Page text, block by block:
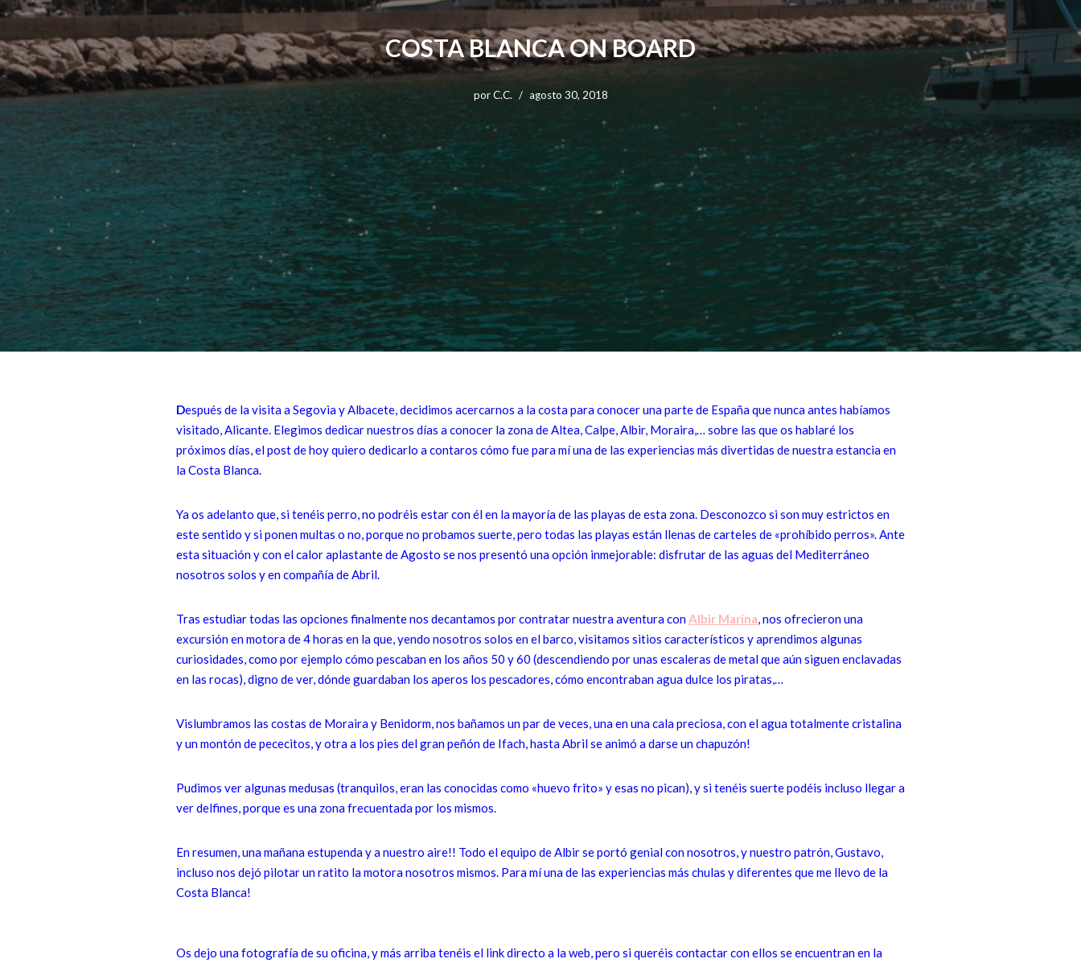
COSTA BLANCA ON BOARD
porC.C. agosto 30, 2018
Después de la visita a Segovia y Albacete, decidimos acercarnos a la costa para conocer una parte de España que nunca antes habíamos
visitado, Alicante. Elegimos dedicar nuestros días a conocer la zona de Altea, Calpe, Albir, Moraira,… sobre las que os hablaré los
próximos días, el post de hoy quiero dedicarlo a contaros cómo fue para mí una de las experiencias más divertidas de nuestra estancia en
la Costa Blanca.
Ya os adelanto que, si tenéis perro, no podréis estar con él en la mayoría de las playas de esta zona. Desconozco si son muy estrictos en
este sentido y si ponen multas o no, porque no probamos suerte, pero todas las playas están llenas de carteles de «prohíbido perros». Ante
esta situación y con el calor aplastante de Agosto se nos presentó una opción inmejorable: disfrutar de las aguas del Mediterráneo
nosotros solos y en compañía de Abril.
Tras estudiar todas las opciones finalmente nos decantamos por contratar nuestra aventura conAlbir Marina, nos ofrecieron una
excursión en motora de 4 horas en la que, yendo nosotros solos en el barco, visitamos sitios característicos y aprendimos algunas
curiosidades, como por ejemplo cómo pescaban en los años 50 y 60 (descendiendo por unas escaleras de metal que aún siguen enclavadas
en las rocas), digno de ver, dónde guardaban los aperos los pescadores, cómo encontraban agua dulce los piratas,…
Vislumbramos las costas de Moraira y Benidorm, nos bañamos un par de veces, una en una cala preciosa, con el agua totalmente cristalina
y un montón de pececitos, y otra a los pies del gran peñón de Ifach, hasta Abril se animó a darse un chapuzón!
Pudimos ver algunas medusas (tranquilos, eran las conocidas como «huevo frito» y esas no pican), y si tenéis suerte podéis incluso llegar a
ver delfines, porque es una zona frecuentada por los mismos.
En resumen, una mañana estupenda y a nuestro aire!! Todo el equipo de Albir se portó genial con nosotros, y nuestro patrón, Gustavo,
incluso nos dejó pilotar un ratito la motora nosotros mismos. Para mí una de las experiencias más chulas y diferentes que me llevo de la
Costa Blanca!
Os dejo una fotografía de su oficina, y más arriba tenéis el link directo a la web, pero si queréis contactar con ellos se encuentran en la